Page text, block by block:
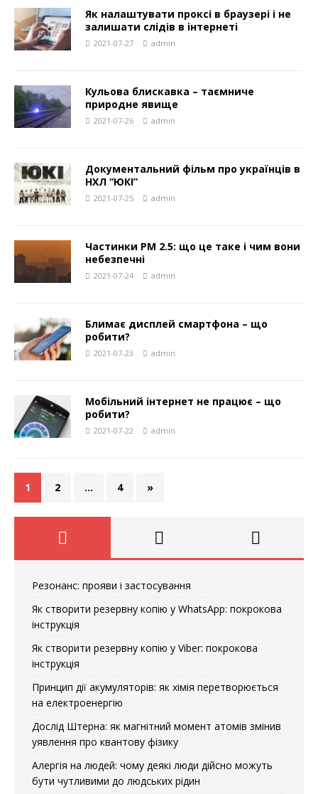
Як налаштувати проксі в браузері і не
залишати слідів в інтернеті
2021-07-27 admin
Кульова блискавка – таємниче
природне явище
2021-07-26 admin
Документальний фільм про українців в
НХЛ “ЮКІ”
2021-07-25 admin
Частинки PM 2.5: що це таке і чим вони
небезпечні
2021-07-24 admin
Блимає дисплей смартфона – що
робити?
2021-07-23 admin
Мобільний інтернет не працює – що
робити?
2021-07-22 admin
1 2 … 4 »
Резонанс: прояви і застосування
Як створити резервну копію у WhatsApp: покрокова
інструкція
Як створити резервну копію у Viber: покрокова
інструкція
Принцип дії акумуляторів: як хімія перетворюється
на електроенергію
Дослід Штерна: як магнітний момент атомів змінив
уявлення про квантову фізику
Алергія на людей: чому деякі люди дійсно можуть
бути чутливими до людських рідин